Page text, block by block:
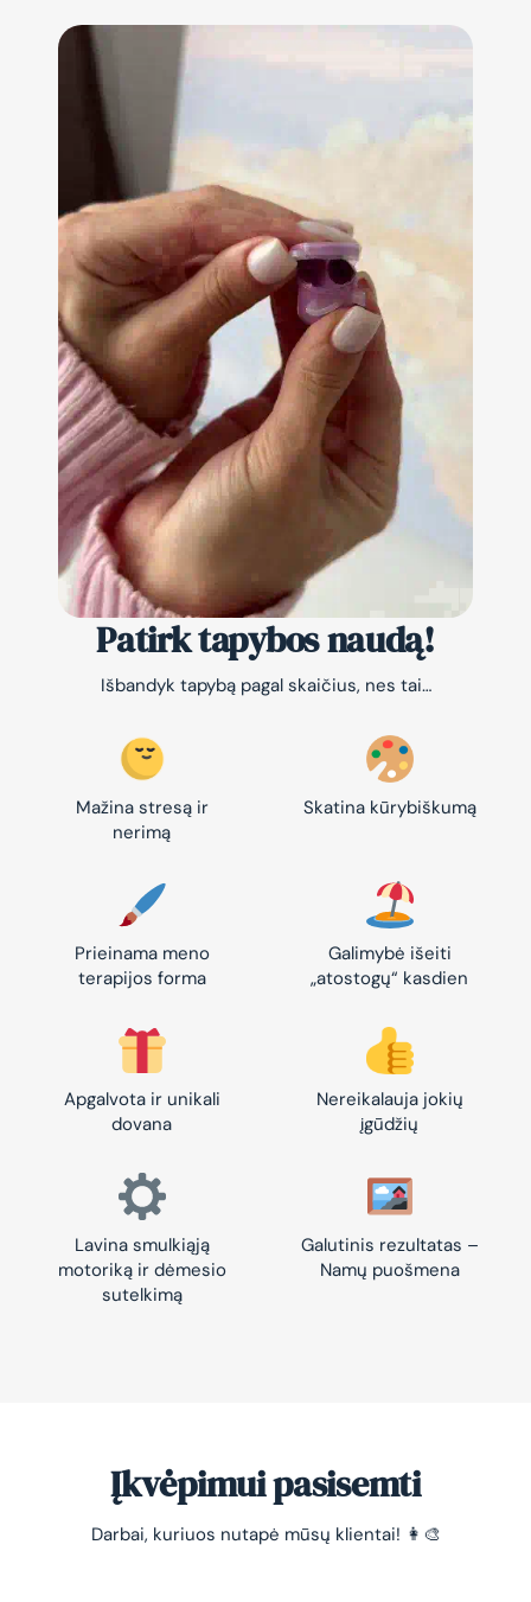
Patirk tapybos naudą!
Išbandyk tapybą pagal skaičius, nes tai…
Mažina stresą ir
nerimą
Skatina kūrybiškumą
Prieinama meno
terapijos forma
Galimybė išeiti
„atostogų“ kasdien
Apgalvota ir unikali
dovana
Nereikalauja jokių
įgūdžių
Lavina smulkiąją
motoriką ir dėmesio
sutelkimą
Galutinis rezultatas –
Namų puošmena
Įkvėpimui pasisemti
Darbai, kuriuos nutapė mūsų klientai! 👩‍🎨